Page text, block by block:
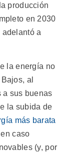
producción
en 2030
a
la energía no
al
a sus buenas
la subida de
más barata
caso
(y, por